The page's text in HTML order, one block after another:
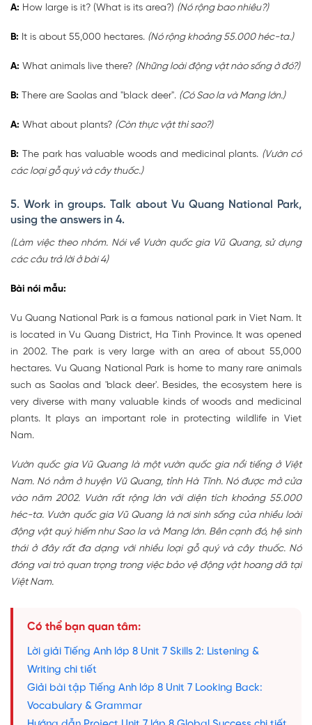
A: How large is it? (What is its area?) (Nó rộng bao nhiêu?)
B: It is about 55,000 hectares. (Nó rộng khoảng 55.000 héc-ta.)
A: What animals live there? (Những loài động vật nào sống ở đó?)
B: There are Saolas and "black deer". (Có Sao la và Mang lớn.)
A: What about plants? (Còn thực vật thì sao?)
B: The park has valuable woods and medicinal plants. (Vườn có
các loại gỗ quý và cây thuốc.)
5. Work in groups. Talk about Vu Quang National Park,
using the answers in 4.
(Làm việc theo nhóm. Nói về Vườn quốc gia Vũ Quang, sử dụng
các câu trả lời ở bài 4)
Bài nói mẫu:
Vu Quang National Park is a famous national park in Viet Nam. It
is located in Vu Quang District, Ha Tinh Province. It was opened
in 2002. The park is very large with an area of about 55,000
hectares. Vu Quang National Park is home to many rare animals
such as Saolas and 'black deer'. Besides, the ecosystem here is
very diverse with many valuable kinds of woods and medicinal
plants. It plays an important role in protecting wildlife in Viet
Nam.
Vườn quốc gia Vũ Quang là một vườn quốc gia nổi tiếng ở Việt
Nam. Nó nằm ở huyện Vũ Quang, tỉnh Hà Tĩnh. Nó được mở cửa
vào năm 2002. Vườn rất rộng lớn với diện tích khoảng 55.000
héc-ta. Vườn quốc gia Vũ Quang là nơi sinh sống của nhiều loài
động vật quý hiếm như Sao la và Mang lớn. Bên cạnh đó, hệ sinh
thái ở đây rất đa dạng với nhiều loại gỗ quý và cây thuốc. Nó
đóng vai trò quan trọng trong việc bảo vệ động vật hoang dã tại
Việt Nam.
Có thể bạn quan tâm:
Lời giải Tiếng Anh lớp 8 Unit 7 Skills 2: Listening &
Writing chi tiết
Giải bài tập Tiếng Anh lớp 8 Unit 7 Looking Back:
Vocabulary & Grammar